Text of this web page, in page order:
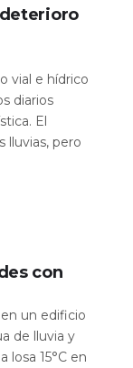
vial e hídrico
diarios
El
lluvias, pero
con
un edificio
de lluvia y
losa 15°C en